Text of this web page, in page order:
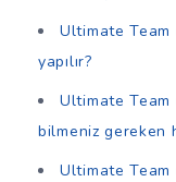
Ultimate Team
yapılır?
Ultimate Team
bilmeniz gereken
Ultimate